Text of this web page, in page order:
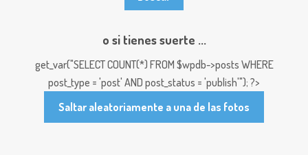
o si tienes suerte ...
get_var("SELECT COUNT(*) FROM $wpdb->posts WHERE
post_type = 'post' AND post_status = 'publish'"); ?>
Saltar aleatoriamente a una de las fotos